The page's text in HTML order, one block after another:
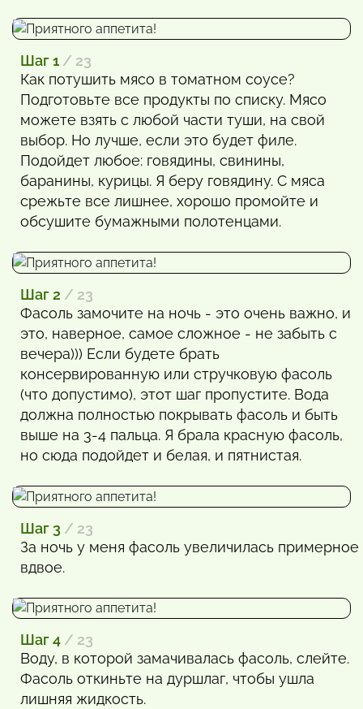
Шаг 1 / 23
Как потушить мясо в томатном соусе?
Подготовьте все продукты по списку. Мясо
можете взять с любой части туши, на свой
выбор. Но лучше, если это будет филе.
Подойдет любое: говядины, свинины,
баранины, курицы. Я беру говядину. С мяса
срежьте все лишнее, хорошо промойте и
обсушите бумажными полотенцами.
Шаг 2 / 23
Фасоль замочите на ночь - это очень важно, и
это, наверное, самое сложное - не забыть с
вечера))) Если будете брать
консервированную или стручковую фасоль
(что допустимо), этот шаг пропустите. Вода
должна полностью покрывать фасоль и быть
выше на 3-4 пальца. Я брала красную фасоль,
но сюда подойдет и белая, и пятнистая.
Шаг 3 / 23
За ночь у меня фасоль увеличилась примерное
вдвое.
Шаг 4 / 23
Воду, в которой замачивалась фасоль, слейте.
Фасоль откиньте на дуршлаг, чтобы ушла
лишняя жидкость.